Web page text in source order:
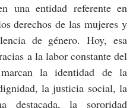
una entidad referente en
derechos de las mujeres y
de género. Hoy, esa
a la labor constante del
la identidad de la
la justicia social, la
destacada, la sororidad